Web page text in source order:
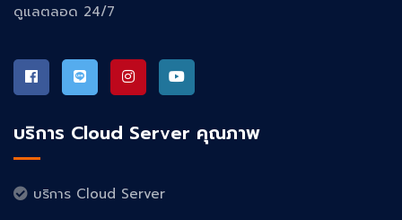
ดูแลตลอด 24/7
บริการ Cloud Server คุณภาพ
บริการ Cloud Server